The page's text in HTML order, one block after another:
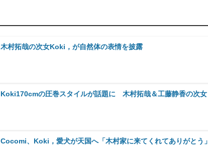
木村拓哉の次女Koki，が自然体の表情を披露
Koki170cmの圧巻スタイルが話題に 木村拓哉＆工藤静香の次女
Cocomi、Koki，愛犬が天国へ「木村家に来てくれてありがとう」